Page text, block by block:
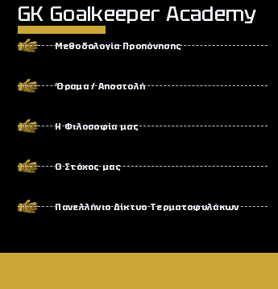
GK Goalkeeper Academy
Μεθοδολογία Προπόνησης
Όραμα / Αποστολή
Η Φιλοσοφία μας
Ο Στόχος μας
Πανελλήνιο Δίκτυο Τερματοφυλάκων